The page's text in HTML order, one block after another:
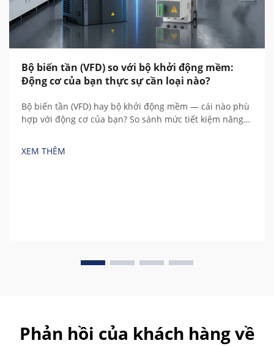
Bộ biến tần (VFD) so với bộ khởi động mềm:
Động cơ của bạn thực sự cần loại nào?
Bộ biến tần (VFD) hay bộ khởi động mềm — cái nào phù
hợp với động cơ của bạn? So sánh mức tiết kiệm năng
trong 5 năm dựa trên các phép tính thực tế trước khi
mua.
XEM THÊM
Phản hồi của khách hàng về